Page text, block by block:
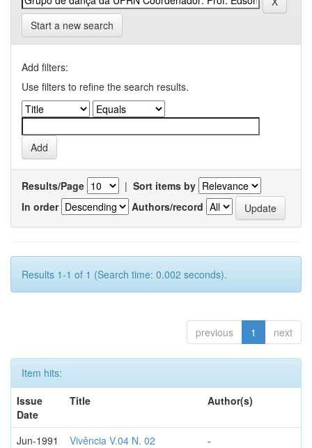
Start a new search
Add filters:
Use filters to refine the search results.
Results/Page | Sort items by
In order
Authors/record
Results 1-1 of 1 (Search time: 0.002 seconds).
previous 1 next
Item hits:
Issue
Date
Title Author(s)
Jun-1991 Vivência V.04 N. 02 -